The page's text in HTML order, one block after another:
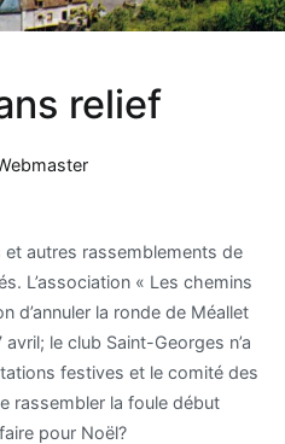
relief
et autres rassemblements de
L’association « Les chemins
d’annuler la ronde de Méallet
le club Saint-Georges n’a
festives et le comité des
rassembler la foule début
pour Noël?